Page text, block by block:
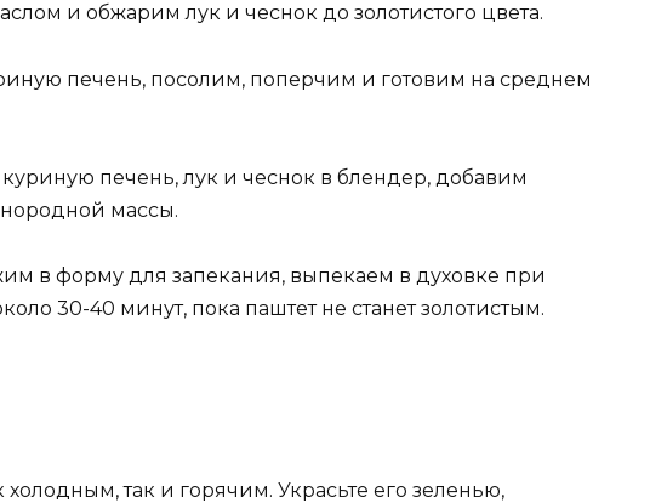
и обжарим лук и чеснок до золотистого цвета.
печень, посолим, поперчим и готовим на среднем
печень, лук и чеснок в блендер, добавим
массы.
в форму для запекания, выпекаем в духовке при
30-40 минут, пока паштет не станет золотистым.
так и горячим. Украсьте его зеленью,